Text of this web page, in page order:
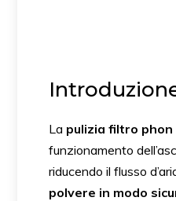
La pulizia filtro phon
funzionamento
riducendo il flusso
polvere in modo